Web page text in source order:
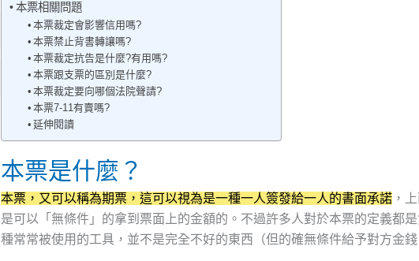
本票相關問題
本票裁定會影響信用嗎?
本票禁止背書轉讓嗎?
本票裁定抗告是什麼?有用嗎?
本票跟支票的區別是什麼?
本票裁定要向哪個法院聲請?
本票7-11有賣嗎?
延伸閱讀
本票是什麼？
本票，又可以稱為期票，這可以視為是一種一人簽發給一人的書面承諾 ，
是可以「無條件」的拿到票面上的金額的。不過許多人對於本票的定義都
種常常被使用的工具，並不是完全不好的東西（但的確無條件給予對方金錢